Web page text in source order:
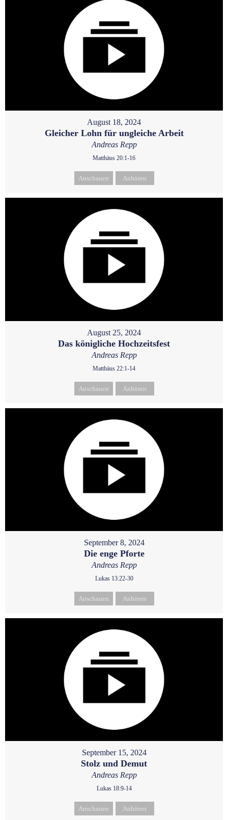
August 18, 2024
Gleicher Lohn für ungleiche Arbeit
Andreas Repp
Matthäus 20:1-16
Anschauen Anhören
August 25, 2024
Das königliche Hochzeitsfest
Andreas Repp
Matthäus 22:1-14
Anschauen Anhören
September 8, 2024
Die enge Pforte
Andreas Repp
Lukas 13:22-30
Anschauen Anhören
September 15, 2024
Stolz und Demut
Andreas Repp
Lukas 18:9-14
Anschauen Anhören